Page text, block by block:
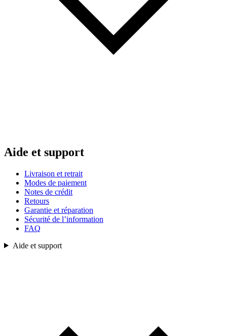
Aide et support
Livraison et retrait
Modes de paiement
Notes de crédit
Retours
Garantie et réparation
Sécurité de l’information
FAQ
Aide et support